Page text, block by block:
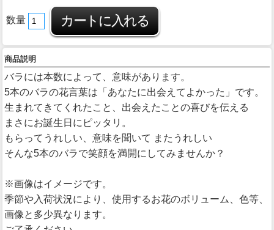
数量
商品説明
バラには本数によって、意味があります。
5本のバラの花言葉は「あなたに出会えてよかった」です。
生まれてきてくれたこと、出会えたことの喜びを伝える
まさにお誕生日にピッタリ。
もらってうれしい、意味を聞いて またうれしい
そんな5本のバラで笑顔を満開にしてみませんか？
※画像はイメージです。
季節や入荷状況により、使用するお花のボリューム、色等、
画像と多少異なります。